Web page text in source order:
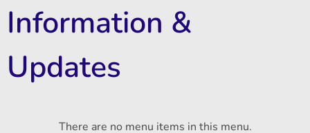
Information &
Updates
There are no menu items in this menu.